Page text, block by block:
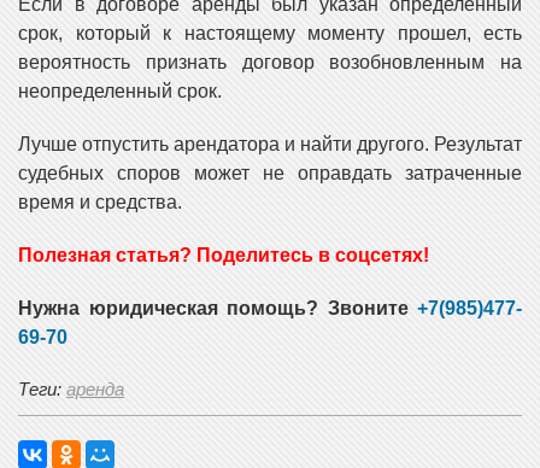
срок, который к настоящему моменту прошел, есть
вероятность признать договор возобновленным на
неопределенный срок.
Лучше отпустить арендатора и найти другого. Результат
судебных споров может не оправдать затраченные
время и средства.
Полезная статья? Поделитесь в соцсетях!
Нужна юридическая помощь? Звоните +7(985)477-
69-70
Теги: аренда